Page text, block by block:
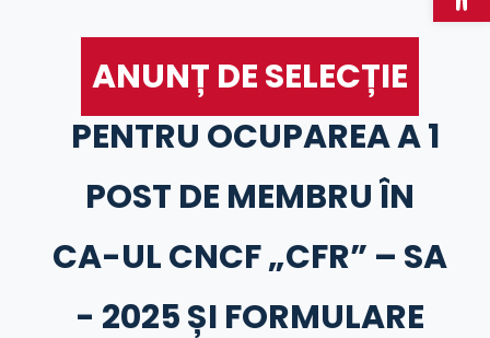
ANUNȚ DE SELECȚIE
PENTRU OCUPAREA A 1
POST DE MEMBRU ÎN
CA-UL CNCF „CFR” – SA
- 2025 ȘI FORMULARE